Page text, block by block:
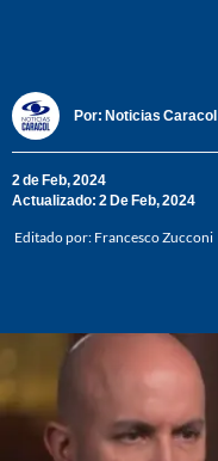
Por: Noticias Caracol
2 de Feb, 2024
Actualizado: 2 De Feb, 2024
Editado por: Francesco Zucconi